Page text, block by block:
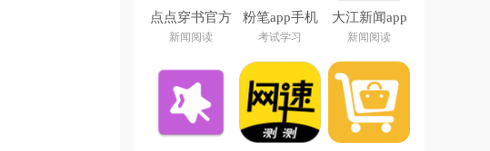
点点穿书官方
下载安装
新闻阅读
粉笔app手机
客户端
考试学习
大江新闻app
下载安装最新
版
新闻阅读